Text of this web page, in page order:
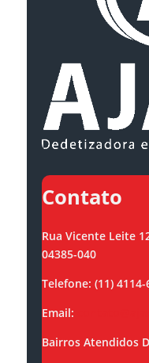
Contato
Rua Vicente Leite
04385-040
Telefone: (11) 4114-
Email:
Bairros Atendidos